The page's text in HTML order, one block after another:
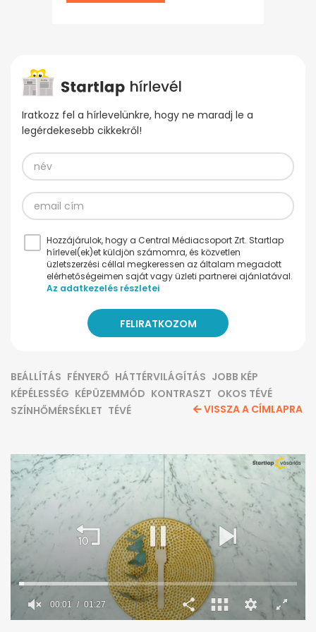
Iratkozz fel a hírlevelünkre, hogy ne maradj le a
legérdekesebb cikkekről!
Hozzájárulok, hogy a Central Médiacsoport Zrt. Startlap
hírlevel(ek)et küldjön számomra, és közvetlen
üzletszerzési céllal megkeressen az általam megadott
elérhetőségeimen saját vagy üzleti partnerei ajánlatával.
Az adatkezelés részletei
BEÁLLÍTÁS FÉNYERŐ HÁTTÉRVILÁGÍTÁS JOBB KÉP
KÉPÉLESSÉG KÉPÜZEMMÓD KONTRASZT OKOS TÉVÉ
SZÍNHŐMÉRSÉKLET TÉVÉ VISSZA A CÍMLAPRA
00:02 01:27